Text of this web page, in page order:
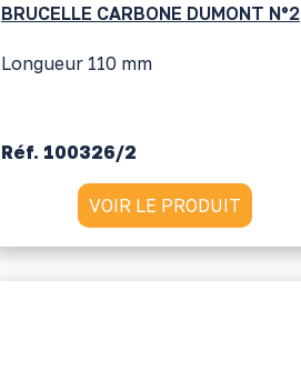
BRUCELLE CARBONE DUMONT N°2
Longueur 110 mm
Réf. 100326/2
VOIR LE PRODUIT